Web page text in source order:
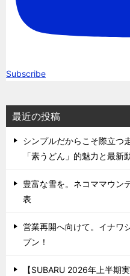
Subscribe
最近の投稿
シンプルだからこそ際立つ
「素うどん」的魅力と最新
豊富な雪を。ネコママウン
表
営業再開へ向けて。イナワ
プン！
【SUBARU 2026年上半期